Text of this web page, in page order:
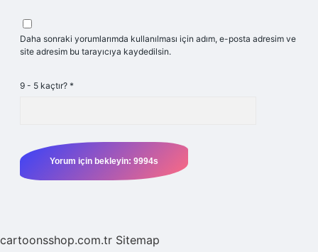
Daha sonraki yorumlarımda kullanılması için adım, e-posta adresim ve
site adresim bu tarayıcıya kaydedilsin.
9 - 5 kaçtır? *
cartoonsshop.com.tr Sitemap